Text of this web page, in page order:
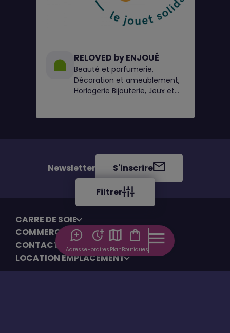
AdresseHoraires PlanBoutiques
Filtrer
RELOVED by ENJOUÉ
Beauté et parfumerie,
Décoration et ameublement,
Horlogerie Bijouterie, Jeux et
Newsletter S'inscrire
CARRE DE SOIE
COMMERCES
CONTACT
LOCATION EMPLACEMENT